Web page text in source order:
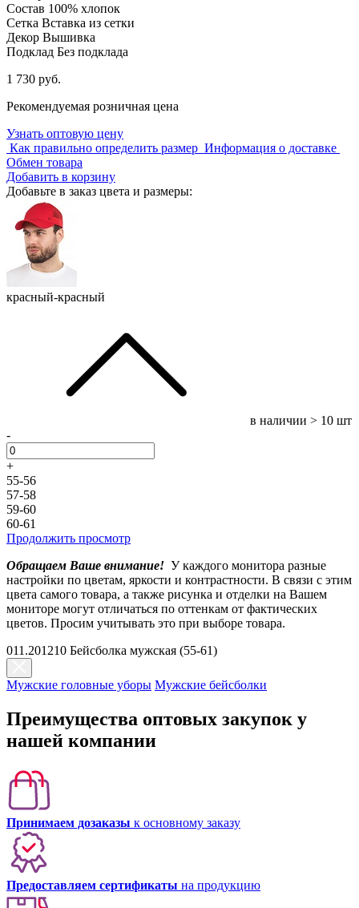
Состав 100% хлопок
Сетка Вставка из сетки
Декор Вышивка
Подклад Без подклада
1 730 руб.
Рекомендуемая розничная цена
Узнать оптовую цену
Как правильно определить размер Информация о доставке
Обмен товара
Добавить в корзину
Добавьте в заказ цвета и размеры:
красный-красный
в наличии > 10 шт
-
+
55-56
57-58
59-60
60-61
Продолжить просмотр
Обращаем Ваше внимание! У каждого монитора разные
настройки по цветам, яркости и контрастности. В связи с этим
цвета самого товара, а также рисунка и отделки на Вашем
мониторе могут отличаться по оттенкам от фактических
цветов. Просим учитывать это при выборе товара.
011.201210 Бейсболка мужская (55-61)
Мужские головные уборы Мужские бейсболки
Преимущества оптовых закупок у
нашей компании
Принимаем дозаказы к основному заказу
Предоставляем сертификаты на продукцию